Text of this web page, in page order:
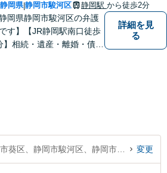
静岡県|静岡市駿河区 静岡駅 から徒歩2分
静岡県静岡市駿河区の弁護
す】【JR静岡駅南口徒歩
】相続・遺産・離婚・債務
詳細を見
る
変更